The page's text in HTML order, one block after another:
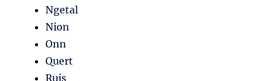
Ngetal
Nion
Onn
Quert
Ruis